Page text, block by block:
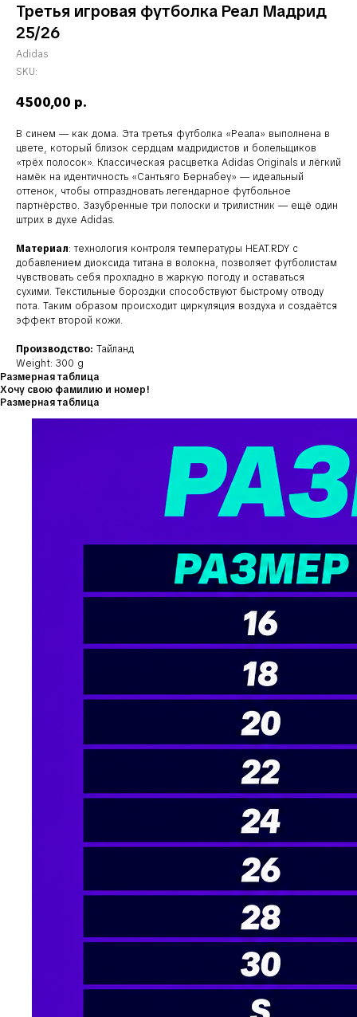
Третья игровая футболка Реал Мадрид
25/26
Adidas
SKU:
4500,00 р.
В синем — как дома. Эта третья футболка «Реала» выполнена в
цвете, который близок сердцам мадридистов и болельщиков
«трёх полосок». Классическая расцветка Adidas Originals и лёгкий
намёк на идентичность «Сантьяго Бернабеу» — идеальный
оттенок, чтобы отпраздновать легендарное футбольное
партнёрство. Зазубренные три полоски и трилистник — ещё один
штрих в духе Adidas.
Материал: технология контроля температуры HEAT.RDY с
добавлением диоксида титана в волокна, позволяет футболистам
чувствовать себя прохладно в жаркую погоду и оставаться
сухими. Текстильные бороздки способствуют быстрому отводу
пота. Таким образом происходит циркуляция воздуха и создаётся
эффект второй кожи.
Производство: Тайланд
Weight: 300 g
Размерная таблица
Хочу свою фамилию и номер!
Размерная таблица